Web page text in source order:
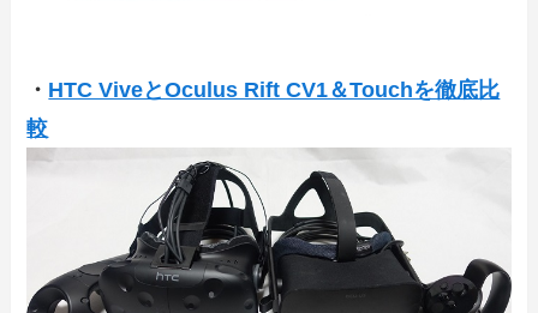
・ HTC ViveとOculus Rift CV1＆Touchを徹底比
較